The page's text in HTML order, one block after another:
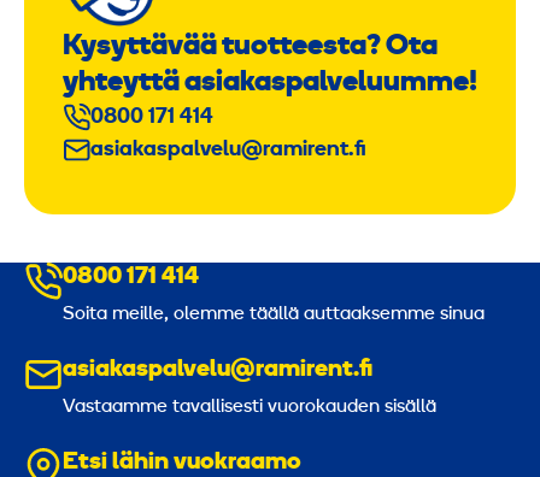
Kysyttävää tuotteesta? Ota
yhteyttä asiakaspalveluumme!
0800 171 414
asiakaspalvelu@ramirent.fi
0800 171 414
Soita meille, olemme täällä auttaaksemme sinua
asiakaspalvelu@ramirent.fi
Vastaamme tavallisesti vuorokauden sisällä
Etsi lähin vuokraamo